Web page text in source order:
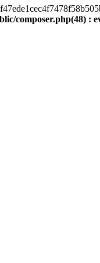
composer.php(48) :